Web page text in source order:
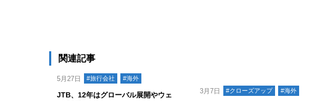
関連記事
5月27日 #旅行会社 #海外
JTB、12年はグローバル展開やウェ
3月7日 #クローズアップ #海外